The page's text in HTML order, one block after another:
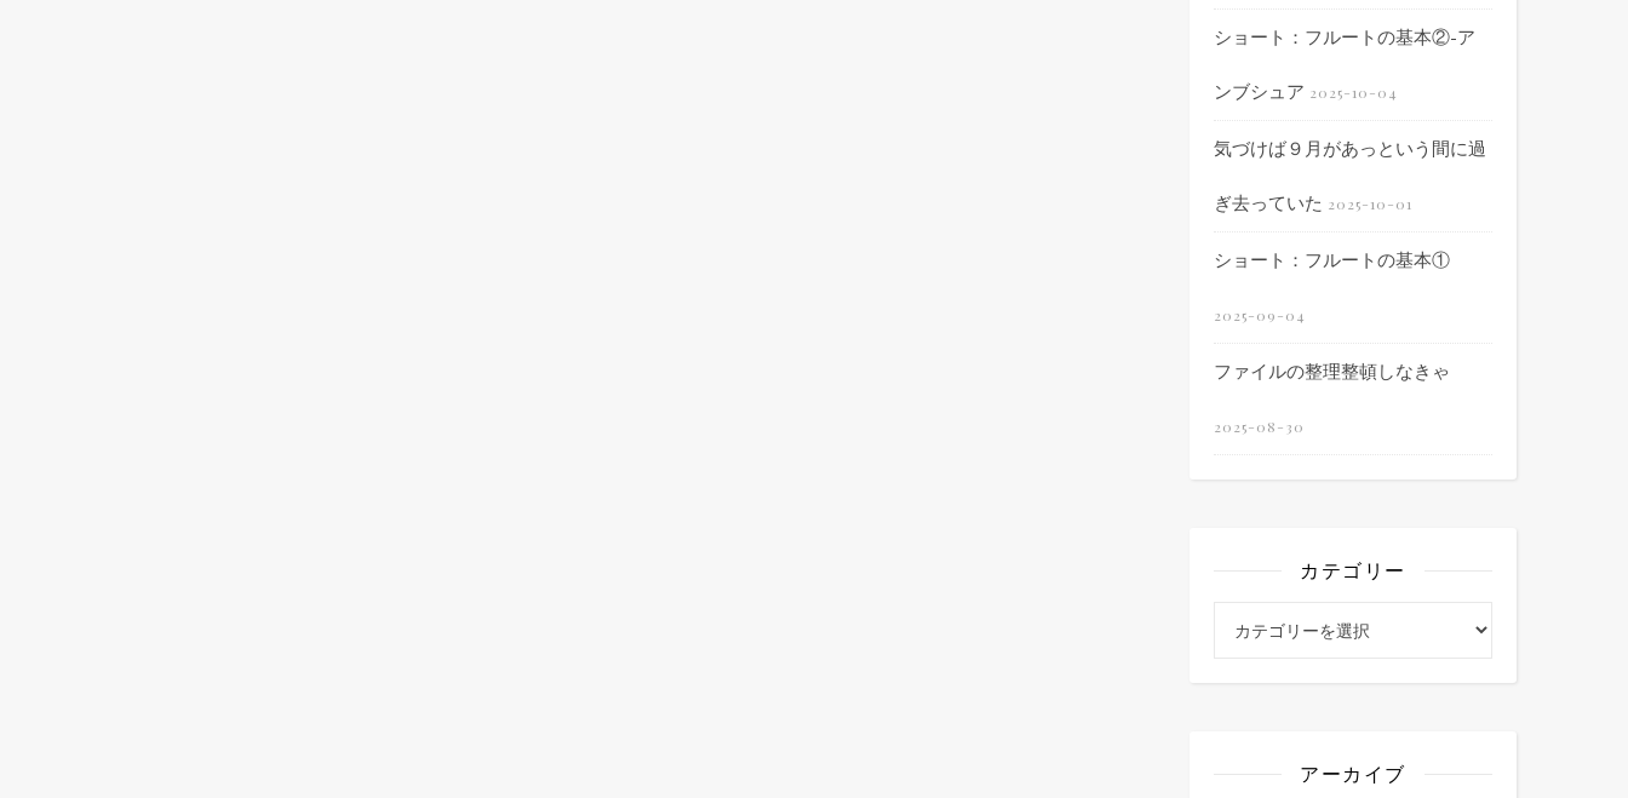
ショート：フルートの基本②-ア
ンブシュア 2025-10-04
気づけば９月があっという間に過
ぎ去っていた 2025-10-01
ショート：フルートの基本①
2025-09-04
ファイルの整理整頓しなきゃ
2025-08-30
カテゴリー
アーカイブ